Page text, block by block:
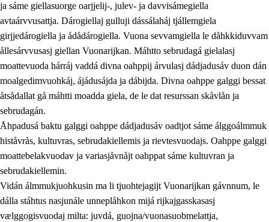
ja sáme giellasuorge oarjjelij-, julev- ja davvisámegiella
avtaárvvusattja. Dárogiellaj gulluji dássálaháj tjállemgiela
girjjedárogiella ja ådådárogiella. Vuona sevvamgiella le dåhkkiduvvam
ållesárvvusasj giellan Vuonarijkan. Máhtto sebrudagá gielalasj
moattevuoda hárráj vaddá divna oahppij árvulasj dádjadusáv duon dán
moalgedimvuohkáj, ájádusájda ja dábijda. Divna oahppe galggi bessat
åtsådallat gå máhtti moadda giela, de le dat resurssan skåvlån ja
sebrudagán.
Åhpadusá baktu galggi oahppe dádjadusáv oadtjot sáme álggoálmmuk
histåvrås, kultuvras, sebrudakiellemis ja rievtesvuodajs. Oahppe galggi
moattebelakvuodav ja variasjåvnåjt oahppat sáme kultuvran ja
sebrudakiellemin.
Vidán álmmukjuohkusin ma li tjuohtejagijt Vuonarijkan gávnnum, le
dálla stáhtus nasjunále unneplåhkon mijá rijkajgasskasasj
vælggogisvuodaj milta: juvdá, guojna/vuonasuobmelattja,